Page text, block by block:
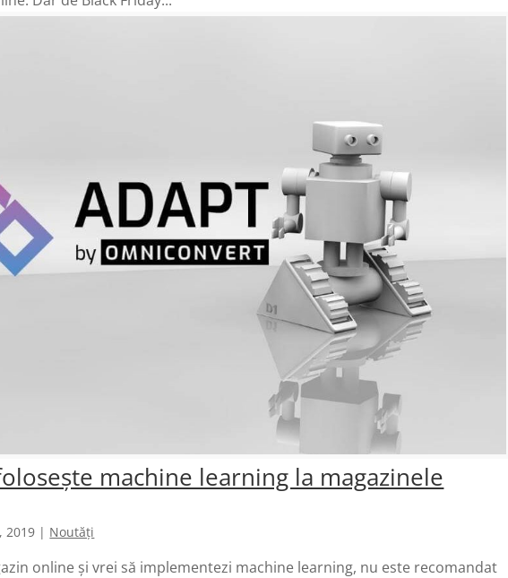
machine learning la magazinele
2019 | Noutăți
online și vrei să implementezi machine learning, nu este recomandat